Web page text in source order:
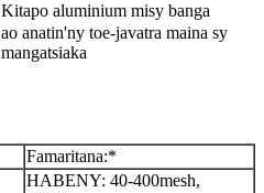
Kitapo aluminium misy banga
ao anatin'ny toe-javatra maina sy
mangatsiaka
Famaritana:*
HABENY: 40-400mesh,